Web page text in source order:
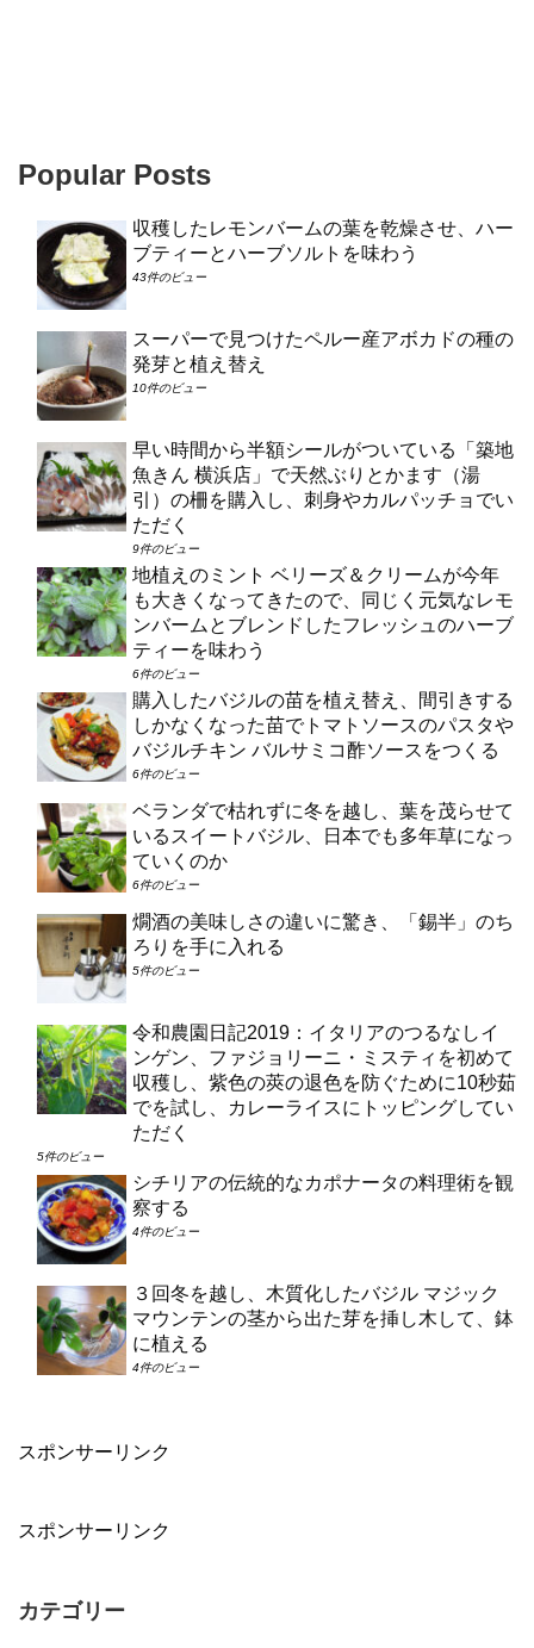
Popular Posts
収穫したレモンバームの葉を乾燥させ、ハー
ブティーとハーブソルトを味わう
43件のビュー
スーパーで見つけたペルー産アボカドの種の
発芽と植え替え
10件のビュー
早い時間から半額シールがついている「築地
魚きん 横浜店」で天然ぶりとかます（湯
引）の柵を購入し、刺身やカルパッチョでい
ただく
9件のビュー
地植えのミント ベリーズ＆クリームが今年
も大きくなってきたので、同じく元気なレモ
ンバームとブレンドしたフレッシュのハーブ
ティーを味わう
6件のビュー
購入したバジルの苗を植え替え、間引きする
しかなくなった苗でトマトソースのパスタや
バジルチキン バルサミコ酢ソースをつくる
6件のビュー
ベランダで枯れずに冬を越し、葉を茂らせて
いるスイートバジル、日本でも多年草になっ
ていくのか
6件のビュー
燗酒の美味しさの違いに驚き、「錫半」のち
ろりを手に入れる
5件のビュー
令和農園日記2019：イタリアのつるなしイ
ンゲン、ファジョリーニ・ミスティを初めて
収穫し、紫色の莢の退色を防ぐために10秒茹
でを試し、カレーライスにトッピングしてい
ただく
5件のビュー
シチリアの伝統的なカポナータの料理術を観
察する
4件のビュー
３回冬を越し、木質化したバジル マジック
マウンテンの茎から出た芽を挿し木して、鉢
に植える
4件のビュー
スポンサーリンク
スポンサーリンク
カテゴリー